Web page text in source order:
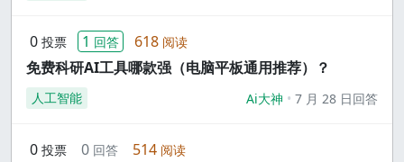
0 投票 1 回答 618 阅读
免费科研AI工具哪款强（电脑平板通用推荐）？
人工智能 Ai大神 7 月 28 日回答
0 投票 0 回答 514 阅读